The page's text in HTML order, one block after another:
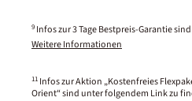
9 Infos zur 3 Tage Bestpreis-Garantie
Weitere Informationen
11 Infos zur Aktion „Kostenfreies
Orient“ sind unter folgendem Link zu